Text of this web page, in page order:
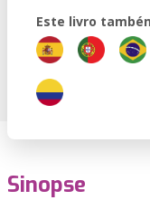
Este livro
Sinopse